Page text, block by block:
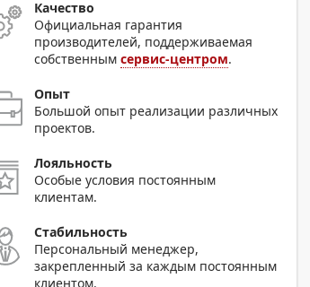
Качество
Официальная гарантия
производителей, поддерживаемая
собственнымсервис-центром.
Опыт
Большой опыт реализации различных
проектов.
Лояльность
Особые условия постоянным
клиентам.
Стабильность
Персональный менеджер,
закрепленный за каждым постоянным
клиентом.